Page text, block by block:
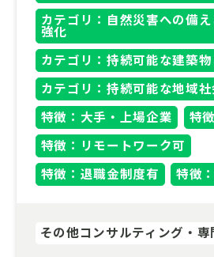
カテゴリ：自然災害への備
強化
カテゴリ：持続可能な建築
カテゴリ：持続可能な地域
特徴：大手・上場企業
特
特徴：リモートワーク可
特徴：退職金制度有
特徴
その他コンサルティング・